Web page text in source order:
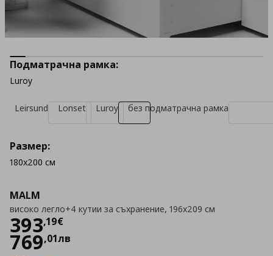
MALM
високо легло+4 кутии за съхранение, 196x209 см
393,19€
Цена
769,01лв
Подматрачна рамка:
Luroy
Leirsund Lonset Luroy без подматрачна рамка
Размер:
180x200 см